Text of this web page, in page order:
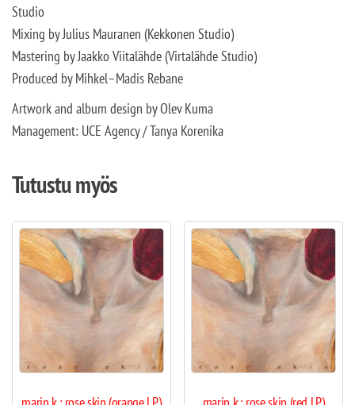
Studio
Mixing by Julius Mauranen (Kekkonen Studio)
Mastering by Jaakko Viitalähde (Virtalähde Studio)
Produced by Mihkel–Madis Rebane
Artwork and album design by Olev Kuma
Management: UCE Agency / Tanya Korenika
Tutustu myös